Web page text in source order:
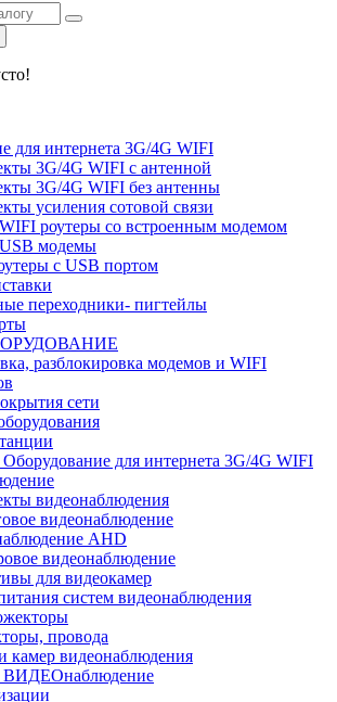
для интернета 3G/4G WIFI
3G/4G WIFI с антенной
3G/4G WIFI без антенны
усиления сотовой связи
роутеры со встроенным модемом
модемы
с USB портом
переходники- пигтейлы
разблокировка модемов и WIFI
сети
Оборудование для интернета 3G/4G WIFI
видеонаблюдения
видеонаблюдение
AHD
видеонаблюдение
для видеокамер
систем видеонаблюдения
провода
камер видеонаблюдения
ВИДЕОнаблюдение